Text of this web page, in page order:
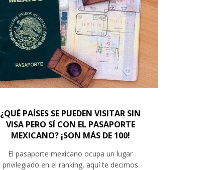
¿QUÉ PAÍSES SE PUEDEN VISITAR SIN
VISA PERO SÍ CON EL PASAPORTE
MEXICANO? ¡SON MÁS DE 100!
El pasaporte mexicano ocupa un lugar
privilegiado en el ranking, aquí te decimos